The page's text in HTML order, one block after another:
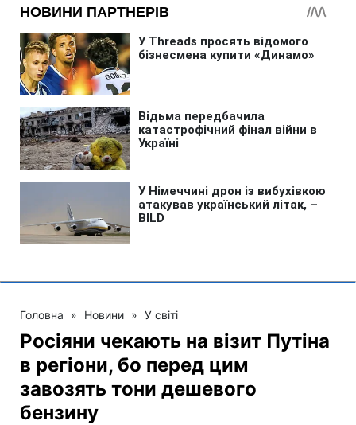
Головна » Новини » У світі
Росіяни чекають на візит Путіна
в регіони, бо перед цим
завозять тони дешевого
бензину